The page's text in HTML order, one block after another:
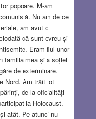
popoare. M-am
Nu am de ce
am avut o
că sunt evreu și
Eram fiul unor
familia mea și a soției
de exterminare.
Nord. Am trăit tot
de la oficialități
la Holocaust.
atât. Pe atunci nu